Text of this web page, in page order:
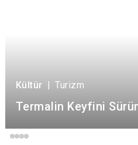
Kültür | Turizm
Termalin Keyfini